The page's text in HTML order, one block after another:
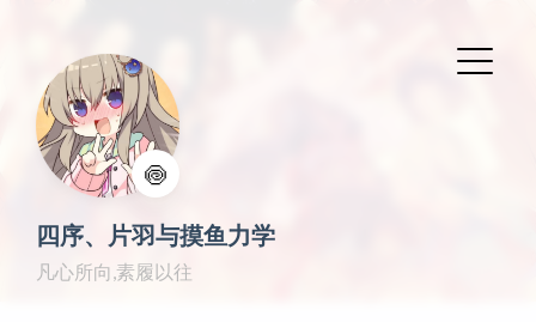
🍥
四序、片羽与摸鱼力学
凡心所向,素履以往